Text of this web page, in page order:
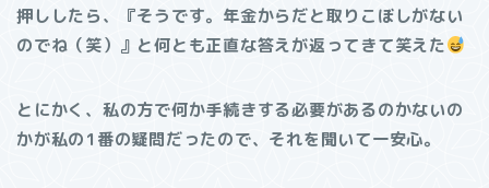
押ししたら、『そうです。年金からだと取りこぼしがない
のでね（笑）』と何とも正直な答えが返ってきて笑えた
とにかく、私の方で何か手続きする必要があるのかないの
かが私の1番の疑問だったので、それを聞いて一安心。